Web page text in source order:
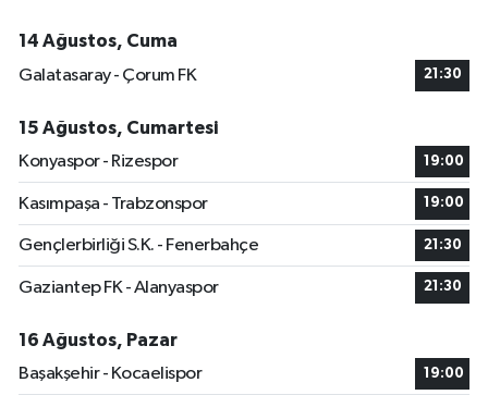
14 Ağustos, Cuma
Galatasaray - Çorum FK
21:30
15 Ağustos, Cumartesi
Konyaspor - Rizespor
19:00
Kasımpaşa - Trabzonspor 19:00
Gençlerbirliği S.K. - Fenerbahçe 21:30
Gaziantep FK - Alanyaspor 21:30
16 Ağustos, Pazar
Başakşehir - Kocaelispor
19:00